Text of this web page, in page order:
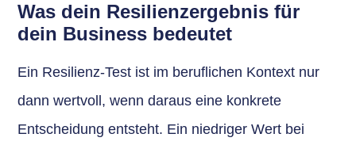
Was dein Resilienzergebnis für
dein Business bedeutet
Ein Resilienz-Test ist im beruflichen Kontext nur
dann wertvoll, wenn daraus eine konkrete
Entscheidung entsteht. Ein niedriger Wert bei